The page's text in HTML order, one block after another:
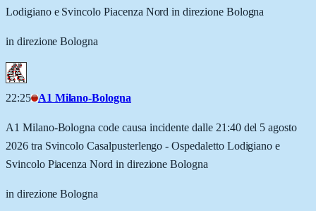
Lodigiano e Svincolo Piacenza Nord in direzione Bologna
in direzione Bologna
22:25 A1 Milano-Bologna
A1 Milano-Bologna code causa incidente dalle 21:40 del 5 agosto
2026 tra Svincolo Casalpusterlengo - Ospedaletto Lodigiano e
Svincolo Piacenza Nord in direzione Bologna
in direzione Bologna